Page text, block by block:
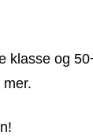
klasse og